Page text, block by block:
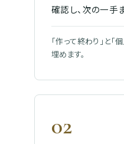
確認し、次の一手
「作って終わり」と
埋めます。
02